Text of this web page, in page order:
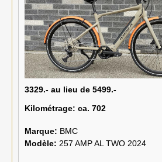
3329.- au lieu de 5499.-
Kilométrage: ca. 702
Marque: BMC
Modèle: 257 AMP AL TWO 2024